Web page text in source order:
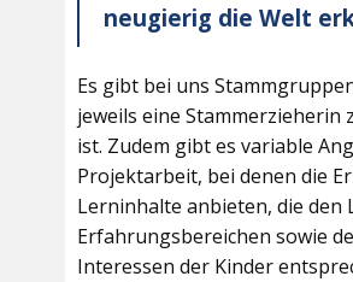
neugierig die Welt
Es gibt bei uns
jeweils eine Stammerzieherin
ist. Zudem gibt es variable
Projektarbeit, bei denen die
Lerninhalte anbieten, die den
Erfahrungsbereichen sowie
Interessen der Kinder